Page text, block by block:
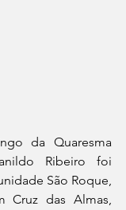
da Quaresma
Ribeiro foi
São Roque,
Cruz das Almas,